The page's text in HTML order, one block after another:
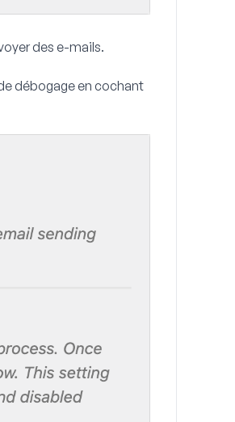
des e-mails.
débogageen cochant